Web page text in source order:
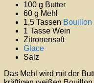
100 g Butter
60 g Mehl
1,5 Tassen Bouillon
1 Tasse Wein
Zitronensaft
Glace
Salz
Das Mehl wird mit der